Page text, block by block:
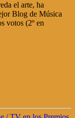
el arte, ha
Blog de Música
votos (2º en